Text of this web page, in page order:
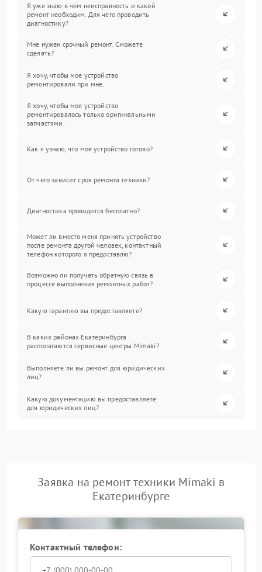
Я уже знаю в чем неисправность и какой
ремонт необходим. Для чего проводить
диагностику?
Мне нужен срочный ремонт. Сможете
сделать?
Я хочу, чтобы мое устройство
ремонтировали при мне.
Я хочу, чтобы мое устройство
ремонтировалось только оригинальными
запчастями.
Как я узнаю, что мое устройство готово?
От чего зависит срок ремонта техники?
Диагностика проводится бесплатно?
Может ли вместо меня принять устройство
после ремонта другой человек, контактный
телефон которого я предоставлю?
Возможно ли получать обратную связь в
процессе выполнения ремонтных работ?
Какую гарантию вы предоставляете?
В каких районах Екатеринбурга
располагаются сервисные центры Mimaki?
Выполняете ли вы ремонт для юридических
лиц?
Какую документацию вы предоставляете
для юридических лиц?
Заявка на ремонт техники Mimaki в
Екатеринбурге
Контактный телефон: